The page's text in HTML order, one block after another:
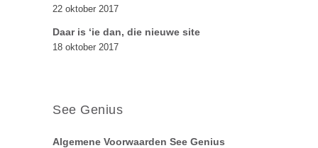
22 oktober 2017
Daar is ‘ie dan, die nieuwe site
18 oktober 2017
See Genius
Algemene Voorwaarden See Genius